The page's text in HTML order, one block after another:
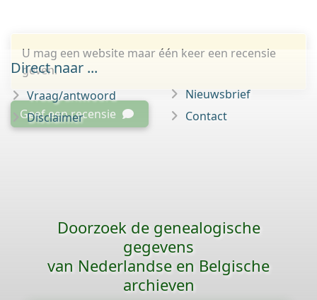
U mag een website maar één keer een recensie
geven.
Geef een recensie
Direct naar ...
Vraag/antwoord
Disclaimer
Nieuwsbrief
Contact
Doorzoek de genealogische
gegevens
van Nederlandse en Belgische
archieven